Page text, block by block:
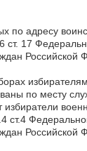
адресу
17
Российской
по месту
Российской